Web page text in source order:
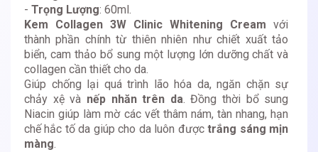
- Trọng Lượng: 60ml.
Kem Collagen 3W Clinic Whitening Cream với
thành phần chính từ thiên nhiên như chiết xuất tảo
biển, cam thảo bổ sung một lượng lớn dưỡng chất và
collagen cần thiết cho da.
Giúp chống lại quá trình lão hóa da, ngăn chặn sự
chảy xệ và nếp nhăn trên da. Đồng thời bổ sung
Niacin giúp làm mờ các vết thâm nám, tàn nhang, hạn
chế hắc tố da giúp cho da luôn đượctrắng sáng mịn
màng.